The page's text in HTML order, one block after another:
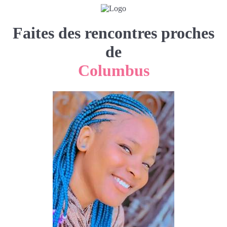
Faites des rencontres proches
de
Columbus